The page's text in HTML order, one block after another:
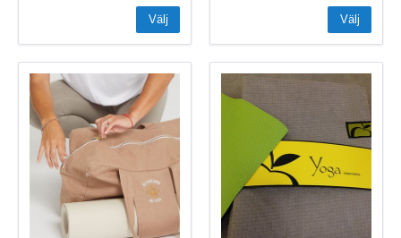
Välj Välj